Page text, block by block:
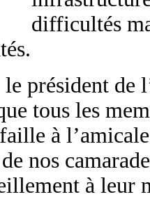
difficultés
président de
tous les
à
nos
à leur